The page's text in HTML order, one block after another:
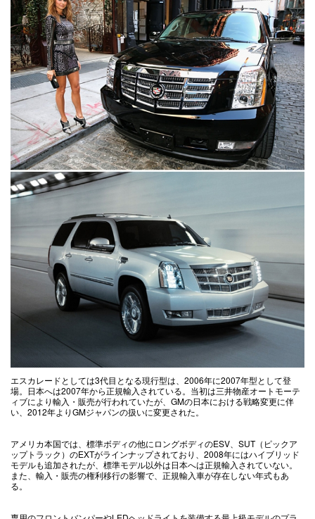
エスカレードとしては3代目となる現行型は、2006年に2007年型として登
場。日本へは2007年から正規輸入されている。当初は三井物産オートモーテ
ィブにより輸入・販売が行われていたが、GMの日本における戦略変更に伴
い、2012年よりGMジャパンの扱いに変更された。
アメリカ本国では、標準ボディの他にロングボディのESV、SUT（ピックア
ップトラック）のEXTがラインナップされており、2008年にはハイブリッド
モデルも追加されたが、標準モデル以外は日本へは正規輸入されていない。
また、輸入・販売の権利移行の影響で、正規輸入車が存在しない年式もあ
る。